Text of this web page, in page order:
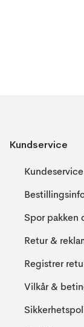
Kundservice
Kundeservice
Spor pakken
Retur &
Registrer
Vilkår &